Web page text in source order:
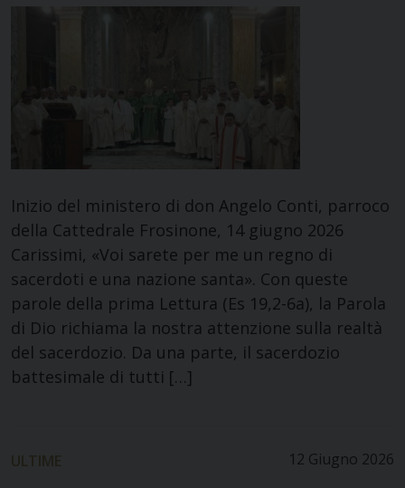
Inizio del ministero di don Angelo Conti, parroco
della Cattedrale Frosinone, 14 giugno 2026
Carissimi, «Voi sarete per me un regno di
sacerdoti e una nazione santa». Con queste
parole della prima Lettura (Es 19,2-6a), la Parola
di Dio richiama la nostra attenzione sulla realtà
del sacerdozio. Da una parte, il sacerdozio
battesimale di tutti […]
12 Giugno 2026
ULTIME